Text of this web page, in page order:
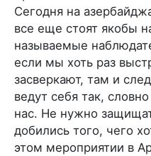
Сегодня на
все еще стоят якобы
называемые
если мы хоть раз
засверкают, там и
ведут себя так,
нас. Не нужно
добились того, чего
этом мероприятии в